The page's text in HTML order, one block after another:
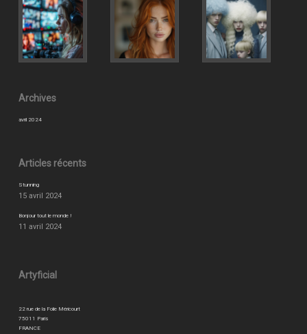
Archives
avril 2024
Articles récents
Stunning
15 avril 2024
Bonjour tout le monde !
11 avril 2024
Artyficial
22 rue de la Folie Méricourt
75011 Paris
FRANCE